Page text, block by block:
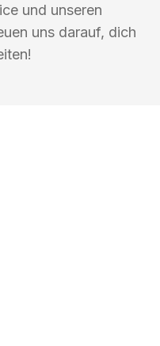
und unseren
uns darauf, dich